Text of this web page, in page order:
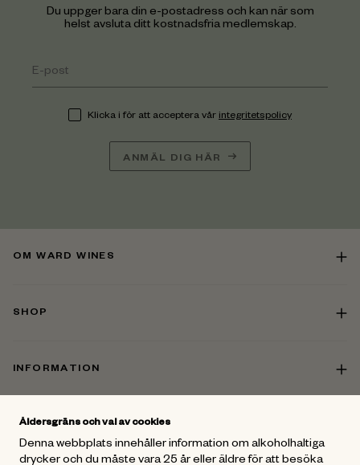
Du uppger bara din e-postadress och kan när som
helst avsluta ditt kostnadsfria medlemskap.
Klicka i för att acceptera vår integritetspolicy
ANMÄL DIG HÄR
OM WARD WINES
SHOP
INFORMATION
KONTAKT
Åldersgräns och val av cookies
Denna webbplats innehåller information om alkoholhaltiga
drycker och du måste vara 25 år eller äldre för att besöka